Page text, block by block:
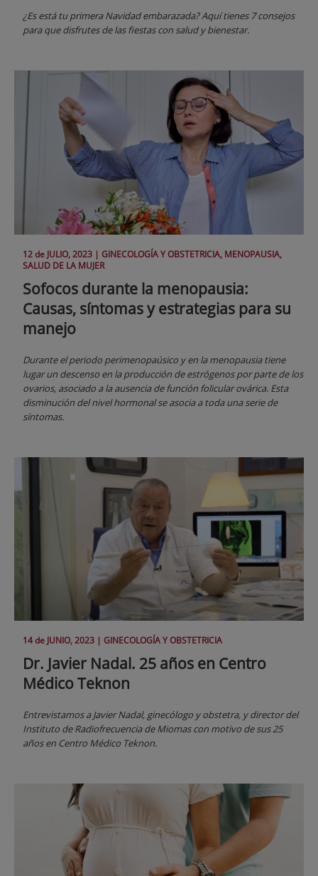
¿Es está tu primera Navidad embarazada? Aquí tienes 7 consejos
para que disfrutes de las fiestas con salud y bienestar.
12 de JULIO, 2023 | GINECOLOGÍA Y OBSTETRICIA, MENOPAUSIA,
SALUD DE LA MUJER
Sofocos durante la menopausia:
Causas, síntomas y estrategias para su
manejo
Durante el periodo perimenopaúsico y en la menopausia tiene
lugar un descenso en la producción de estrógenos por parte de los
ovarios, asociado a la ausencia de función folicular ovárica. Esta
disminución del nivel hormonal se asocia a toda una serie de
síntomas.
14 de JUNIO, 2023 | GINECOLOGÍA Y OBSTETRICIA
Dr. Javier Nadal. 25 años en Centro
Médico Teknon
Entrevistamos a Javier Nadal, ginecólogo y obstetra, y director del
Instituto de Radiofrecuencia de Miomas con motivo de sus 25
años en Centro Médico Teknon.